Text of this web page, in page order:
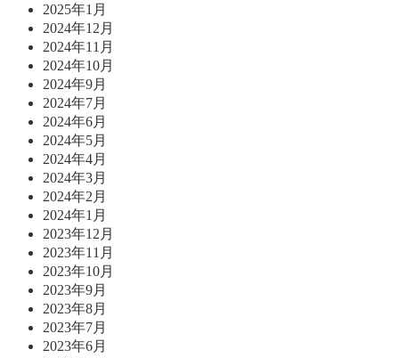
2025年1月
2024年12月
2024年11月
2024年10月
2024年9月
2024年7月
2024年6月
2024年5月
2024年4月
2024年3月
2024年2月
2024年1月
2023年12月
2023年11月
2023年10月
2023年9月
2023年8月
2023年7月
2023年6月